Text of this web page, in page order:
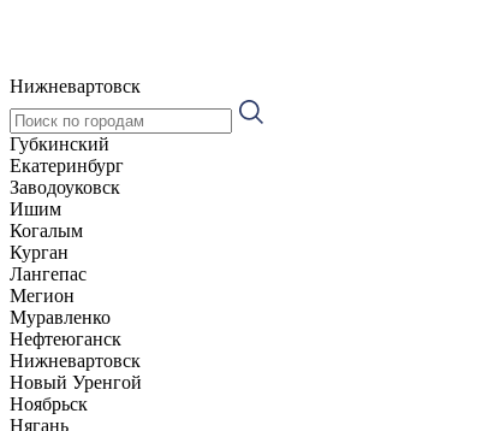
Нижневартовск
Губкинский
Екатеринбург
Заводоуковск
Ишим
Когалым
Курган
Лангепас
Мегион
Муравленко
Нефтеюганск
Нижневартовск
Новый Уренгой
Ноябрьск
Нягань